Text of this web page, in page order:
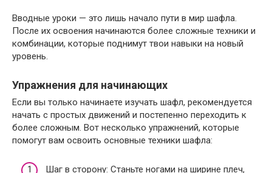
Вводные уроки — это лишь начало пути в мир шафла.
После их освоения начинаются более сложные техники и
комбинации, которые поднимут твои навыки на новый
уровень.
Упражнения для начинающих
Если вы только начинаете изучать шафл, рекомендуется
начать с простых движений и постепенно переходить к
более сложным. Вот несколько упражнений, которые
помогут вам освоить основные техники шафла:
Шаг в сторону: Станьте ногами на ширине плеч,